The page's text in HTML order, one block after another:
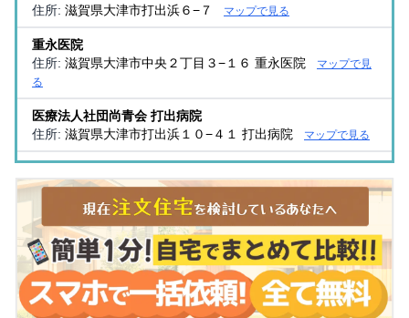
住所: 滋賀県大津市打出浜６−７ マップで見る
重永医院
住所: 滋賀県大津市中央２丁目３−１６ 重永医院
マップで見
る
医療法人社団尚青会 打出病院
住所: 滋賀県大津市打出浜１０−４１ 打出病院 マップで見る
住所:滋賀県大津市昭和町２−１７ マップで見る
細田医院
住所:滋賀県大津市錦織２丁目８−４０ マップで見る
坂部医院
住所:滋賀県大津市におの浜３丁目５−１５ 大津AQUAIR
マ
ップで見る